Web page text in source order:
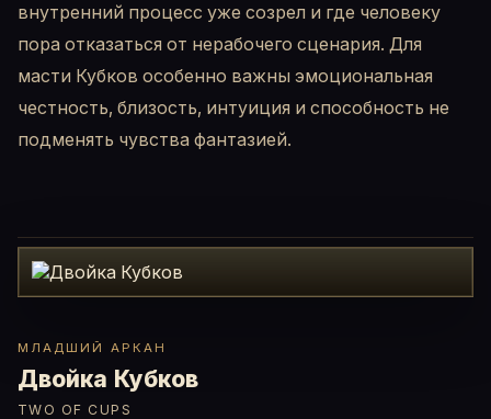
внутренний процесс уже созрел и где человеку
пора отказаться от нерабочего сценария. Для
масти Кубков особенно важны эмоциональная
честность, близость, интуиция и способность не
подменять чувства фантазией.
МЛАДШИЙ АРКАН
Двойка Кубков
TWO OF CUPS